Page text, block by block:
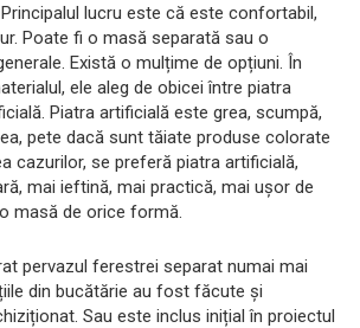
lucru este că este confortabil,
Poate fi o masă separată sau o
Există o mulțime de opțiuni. În
ele aleg de obicei între piatra
Piatra artificială este grea, scumpă,
pete dacă sunt tăiate produse colorate
cazurilor, se preferă piatra artificială,
mai ieftină, mai practică, mai ușor de
masă de orice formă.
pervazul ferestrei separat numai mai
din bucătărie au fost făcute și
Sau este inclus inițial în proiectul